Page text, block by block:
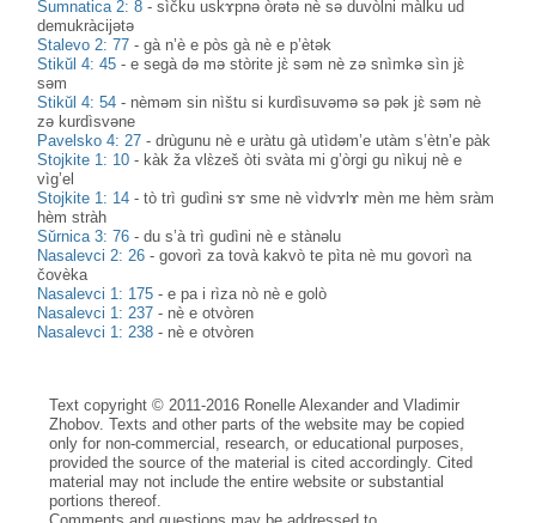
Šumnatica 2: 8 -sìčku uskɤ̀pnə òrətə nè sə duvòlni màlku ud
demukràcijətə
Stalevo 2: 77 -gà n’è e pòs gà nè e p’ètək
Stikŭl 4: 45 -e segà də mə stòrite jɛ̀ səm nè zə snìmkə sìn jɛ̀
səm
Stikŭl 4: 54 - nèməm sin nìštu si kurdìsuvəmə sə pək jɛ̀ səm nè
zə kurdìsvəne
Pavelsko 4: 27 -drùgunu nè e uràtu gà utìdəm’e utàm s’ètn’e pàk
Stojkite 1: 10 - kàk ža vlɛ̀zeš òti svàta mi g’òrgi gu nìkuj nè e
vìg’el
Stojkite 1: 14 -tò trì gudìnɨ sɤ sme nè vìdvɤlɤ mèn me hèm sràm
hèm stràh
Sŭrnica 3: 76 -du s’à trì gudìni nè e stànəlu
Nasalevci 2: 26 -govorì za tovà kakvò te pìta nè mu govorì na
čovèka
Nasalevci 1: 175 -e pa i rìza nò nè e golò
Nasalevci 1: 237 - nè e otvòren
Nasalevci 1: 238 - nè e otvòren
Text copyright © 2011-2016 Ronelle Alexander and Vladimir
Zhobov. Texts and other parts of the website may be copied
only for non-commercial, research, or educational purposes,
provided the source of the material is cited accordingly. Cited
material may not include the entire website or substantial
portions thereof.